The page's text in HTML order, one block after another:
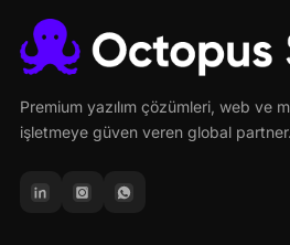
Premium yazılım çözümleri, web ve
işletmeye güven veren global partner.